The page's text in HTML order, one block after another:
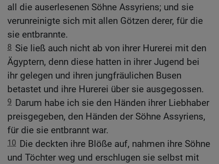
all die auserlesenen Söhne Assyriens; und sie
verunreinigte sich mit allen Götzen derer, für die
sie entbrannte.
8 Sie ließ auch nicht ab von ihrer Hurerei mit den
Ägyptern, denn diese hatten in ihrer Jugend bei
ihr gelegen und ihren jungfräulichen Busen
betastet und ihre Hurerei über sie ausgegossen.
9 Darum habe ich sie den Händen ihrer Liebhaber
preisgegeben, den Händen der Söhne Assyriens,
für die sie entbrannt war.
10 Die deckten ihre Blöße auf, nahmen ihre Söhne
und Töchter weg und erschlugen sie selbst mit